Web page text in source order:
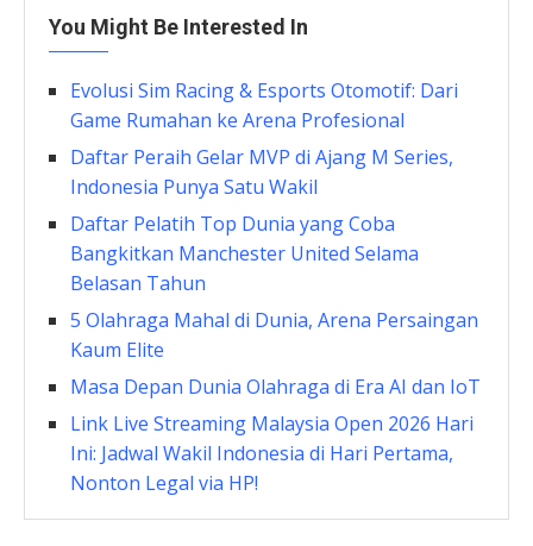
You Might Be Interested In
Evolusi Sim Racing & Esports Otomotif: Dari
Game Rumahan ke Arena Profesional
Daftar Peraih Gelar MVP di Ajang M Series,
Indonesia Punya Satu Wakil
Daftar Pelatih Top Dunia yang Coba
Bangkitkan Manchester United Selama
Belasan Tahun
5 Olahraga Mahal di Dunia, Arena Persaingan
Kaum Elite
Masa Depan Dunia Olahraga di Era AI dan IoT
Link Live Streaming Malaysia Open 2026 Hari
Ini: Jadwal Wakil Indonesia di Hari Pertama,
Nonton Legal via HP!